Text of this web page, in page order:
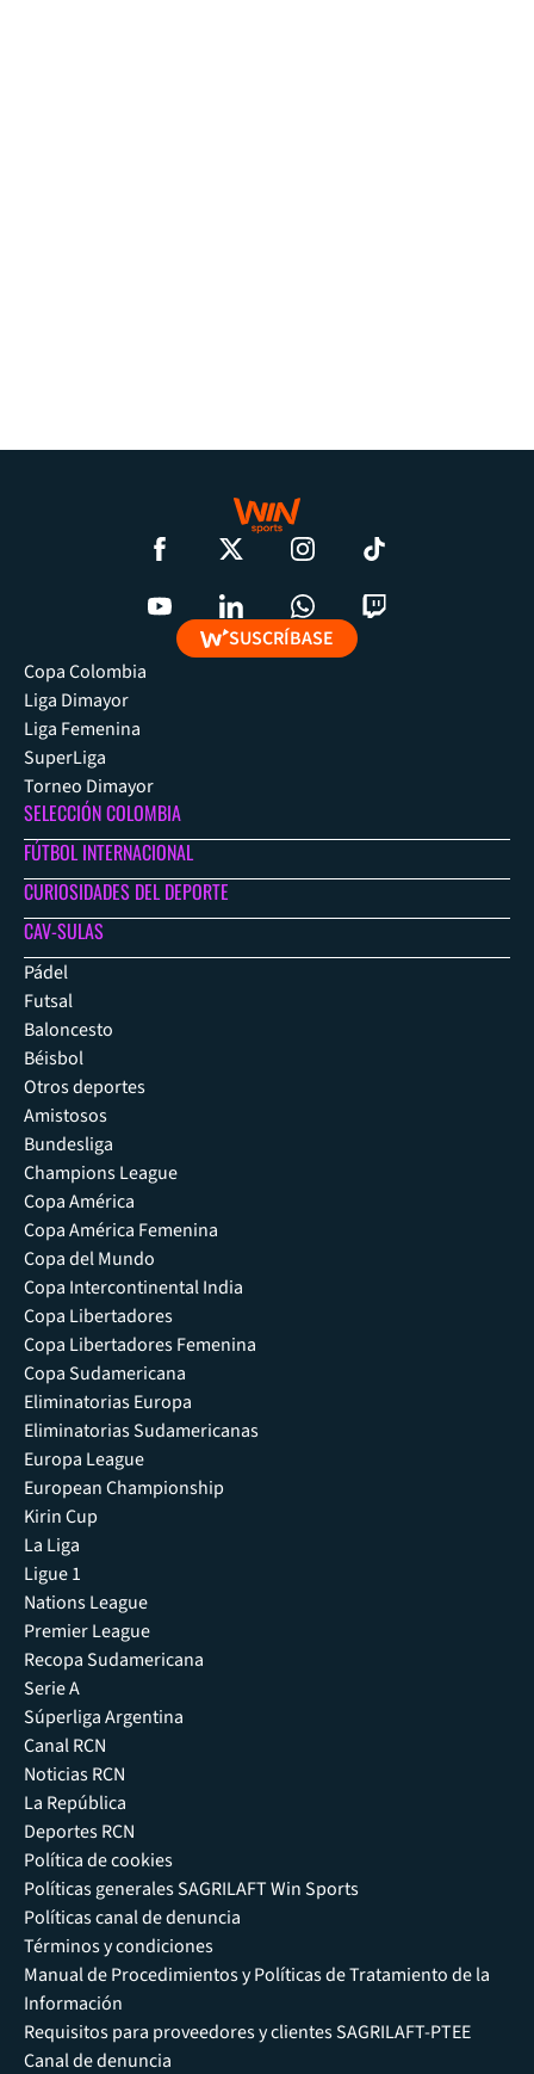
SUSCRÍBASE
Copa Colombia
Liga Dimayor
Liga Femenina
SuperLiga
Torneo Dimayor
SELECCIÓN COLOMBIA
FÚTBOL INTERNACIONAL
CURIOSIDADES DEL DEPORTE
CAV-SULAS
Pádel
Futsal
Baloncesto
Béisbol
Otros deportes
Amistosos
Bundesliga
Champions League
Copa América
Copa América Femenina
Copa del Mundo
Copa Intercontinental India
Copa Libertadores
Copa Libertadores Femenina
Copa Sudamericana
Eliminatorias Europa
Eliminatorias Sudamericanas
Europa League
European Championship
Kirin Cup
La Liga
Ligue 1
Nations League
Premier League
Recopa Sudamericana
Serie A
Súperliga Argentina
Canal RCN
Noticias RCN
La República
Deportes RCN
Política de cookies
Políticas generales SAGRILAFT Win Sports
Políticas canal de denuncia
Términos y condiciones
Manual de Procedimientos y Políticas de Tratamiento de la
Información
Requisitos para proveedores y clientes SAGRILAFT-PTEE
Canal de denuncia